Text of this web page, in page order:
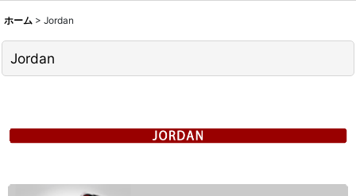
ホーム > Jordan
Jordan